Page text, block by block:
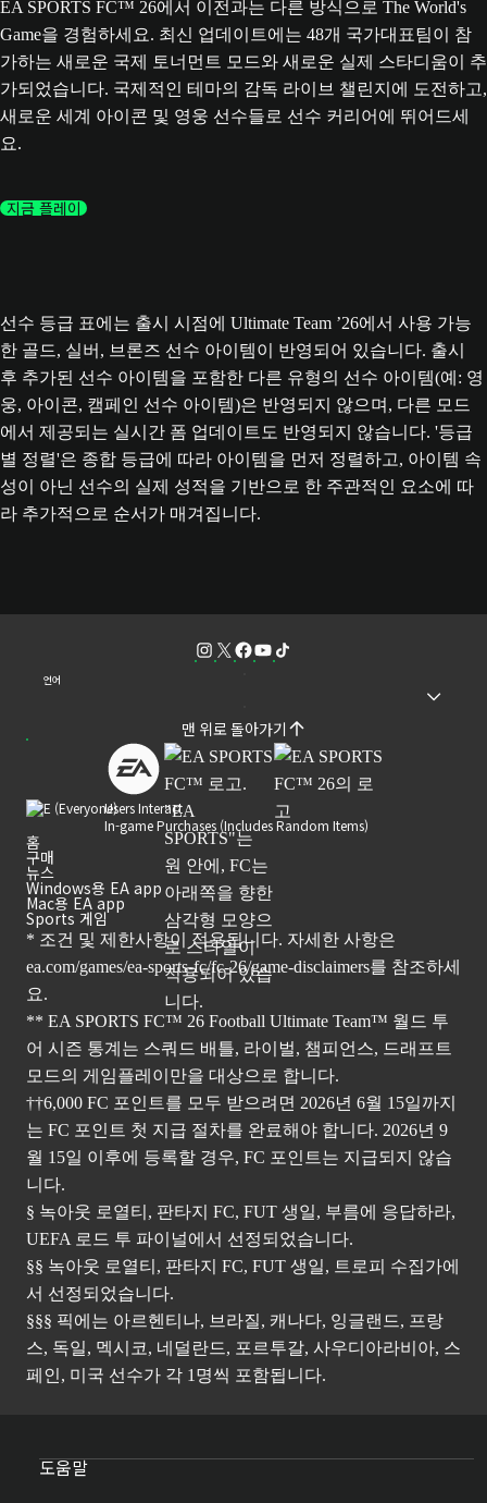
EA SPORTS FC™ 26에서 이전과는 다른 방식으로 The World's
Game을 경험하세요. 최신 업데이트에는 48개 국가대표팀이 참
가하는 새로운 국제 토너먼트 모드와 새로운 실제 스타디움이 추
가되었습니다. 국제적인 테마의 감독 라이브 챌린지에 도전하고,
새로운 세계 아이콘 및 영웅 선수들로 선수 커리어에 뛰어드세
요.
지금 플레이
선수 등급 표에는 출시 시점에 Ultimate Team ’26에서 사용 가능
한 골드, 실버, 브론즈 선수 아이템이 반영되어 있습니다. 출시
후 추가된 선수 아이템을 포함한 다른 유형의 선수 아이템(예: 영
웅, 아이콘, 캠페인 선수 아이템)은 반영되지 않으며, 다른 모드
에서 제공되는 실시간 폼 업데이트도 반영되지 않습니다. '등급
별 정렬'은 종합 등급에 따라 아이템을 먼저 정렬하고, 아이템 속
성이 아닌 선수의 실제 성적을 기반으로 한 주관적인 요소에 따
라 추가적으로 순서가 매겨집니다.
언어
맨 위로 돌아가기
Users Interact
In-game Purchases (Includes Random Items)
홈
구매
뉴스
Windows용 EA app
Mac용 EA app
Sports 게임
* 조건 및 제한사항이 적용됩니다. 자세한 사항은
ea.com/games/ea-sports-fc/fc-26/game-disclaimers를 참조하세
요.
** EA SPORTS FC™ 26 Football Ultimate Team™ 월드 투
어 시즌 통계는 스쿼드 배틀, 라이벌, 챔피언스, 드래프트
모드의 게임플레이만을 대상으로 합니다.
††6,000 FC 포인트를 모두 받으려면 2026년 6월 15일까지
는 FC 포인트 첫 지급 절차를 완료해야 합니다. 2026년 9
월 15일 이후에 등록할 경우, FC 포인트는 지급되지 않습
니다.
§ 녹아웃 로열티, 판타지 FC, FUT 생일, 부름에 응답하라,
UEFA 로드 투 파이널에서 선정되었습니다.
§§ 녹아웃 로열티, 판타지 FC, FUT 생일, 트로피 수집가에
서 선정되었습니다.
§§§ 픽에는 아르헨티나, 브라질, 캐나다, 잉글랜드, 프랑
스, 독일, 멕시코, 네덜란드, 포르투갈, 사우디아라비아, 스
페인, 미국 선수가 각 1명씩 포함됩니다.
도움말